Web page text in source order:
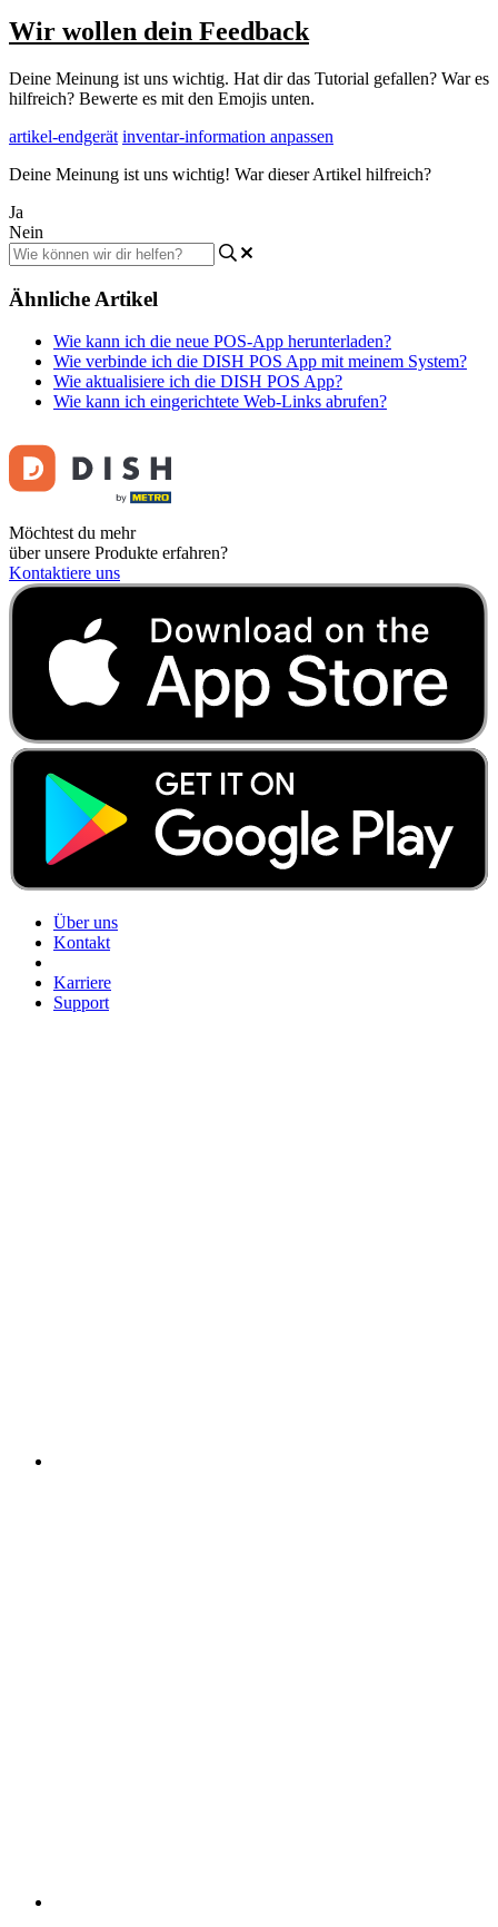
Wir wollen dein Feedback
Deine Meinung ist uns wichtig. Hat dir das Tutorial gefallen? War es
hilfreich? Bewerte es mit den Emojis unten.
artikel-endgerät inventar-information anpassen
Deine Meinung ist uns wichtig! War dieser Artikel hilfreich?
Ja
Nein
Ähnliche Artikel
Wie kann ich die neue POS-App herunterladen?
Wie verbinde ich die DISH POS App mit meinem System?
Wie aktualisiere ich die DISH POS App?
Wie kann ich eingerichtete Web-Links abrufen?
Möchtest du mehr
über unsere Produkte erfahren?
Kontaktiere uns
Über uns
Kontakt
Karriere
Support